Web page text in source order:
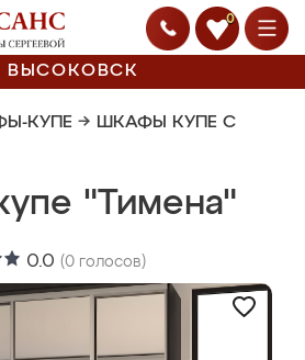
0
ВЫСОКОВСК
КУПЕ → ШКАФЫ КУПЕ С
"Тимена"
0.0 (0 голосов)